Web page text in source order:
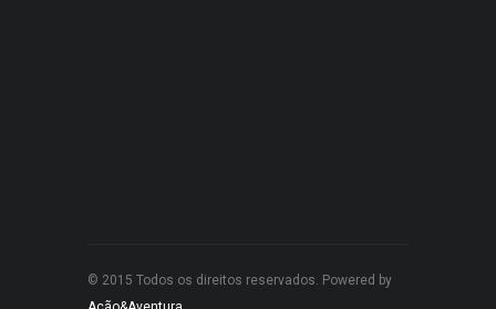
© 2015 Todos os direitos reservados. Powered by